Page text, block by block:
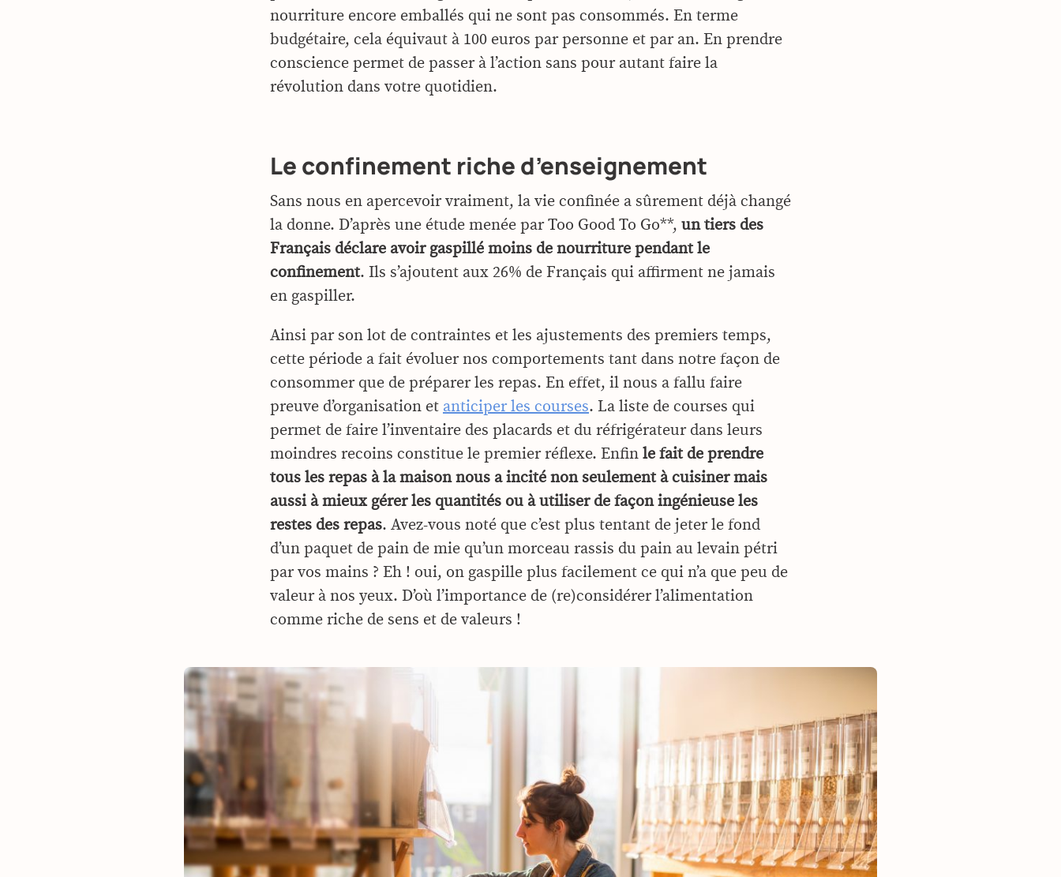
nourriture encore emballés qui ne sont pas consommés. En terme
budgétaire, cela équivaut à 100 euros par personne et par an. En prendre
conscience permet de passer à l’action sans pour autant faire la
révolution dans votre quotidien.
Le confinement riche d’enseignement
Sans nous en apercevoir vraiment, la vie confinée a sûrement déjà changé
la donne. D’après une étude menée par Too Good To Go**, un tiers des
Français déclare avoir gaspillé moins de nourriture pendant le
confinement. Ils s’ajoutent aux 26% de Français qui affirment ne jamais
en gaspiller.
Ainsi par son lot de contraintes et les ajustements des premiers temps,
cette période a fait évoluer nos comportements tant dans notre façon de
consommer que de préparer les repas. En effet, il nous a fallu faire
preuve d’organisation et anticiper les courses. La liste de courses qui
permet de faire l’inventaire des placards et du réfrigérateur dans leurs
moindres recoins constitue le premier réflexe. Enfin le fait de prendre
tous les repas à la maison nous a incité non seulement à cuisiner mais
aussi à mieux gérer les quantités ou à utiliser de façon ingénieuse les
restes des repas. Avez-vous noté que c’est plus tentant de jeter le fond
d’un paquet de pain de mie qu’un morceau rassis du pain au levain pétri
par vos mains ? Eh ! oui, on gaspille plus facilement ce qui n’a que peu de
valeur à nos yeux. D’où l’importance de (re)considérer l’alimentation
comme riche de sens et de valeurs !